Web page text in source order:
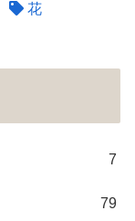
花
7
79